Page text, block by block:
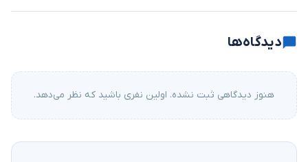
دیدگاه‌ها
هنوز دیدگاهی ثبت نشده. اولین نفری باشید که نظر می‌دهد.